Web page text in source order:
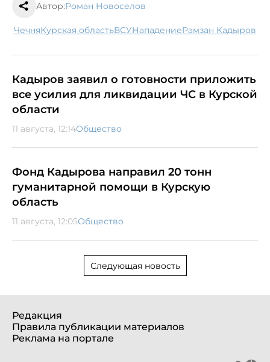
Автор:Роман Новоселов
Чечня Курская область ВСУ нападение Рамзан Кадыров
Кадыров заявил о готовности приложить
все усилия для ликвидации ЧС в Курской
области
11 августа, 12:14Общество
Фонд Кадырова направил 20 тонн
гуманитарной помощи в Курскую
область
11 августа, 12:05Общество
Следующая новость
Редакция
Правила публикации материалов
Реклама на портале